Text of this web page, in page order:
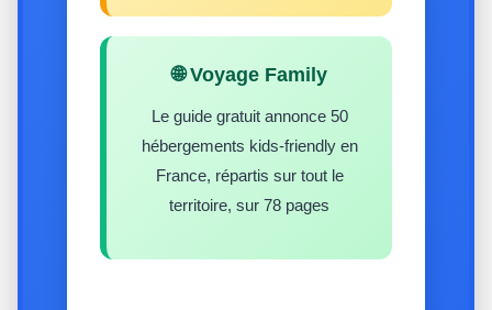
🌐 Voyage Family
Le guide gratuit annonce 50
hébergements kids-friendly en
France, répartis sur tout le
territoire, sur 78 pages